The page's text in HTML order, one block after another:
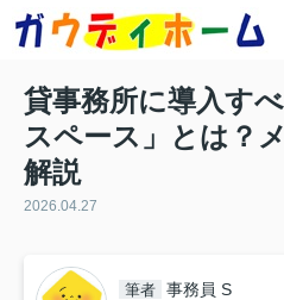
貸事務所に導入す
スペース」とは？
解説
2026.04.27
筆者 事務員 S